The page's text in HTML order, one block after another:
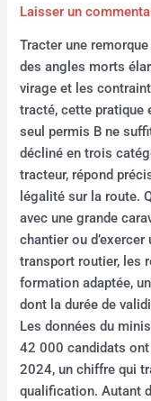
Laisser un
Tracter une
des angles morts
virage et les
tracté, cette pratique
seul permis B ne
décliné en trois
tracteur, répond
légalité sur la route.
avec une grande
chantier ou
transport routier, les
formation adaptée,
dont la durée de
Les données du
42 000 candidats ont
2024, un chiffre qui
qualification. Autant